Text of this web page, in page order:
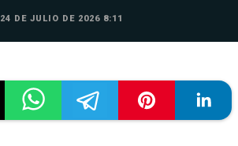
24 DE JULIO DE 2026 8:11